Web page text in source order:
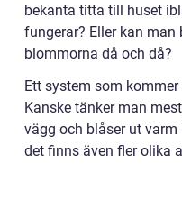
bekanta titta till huset
fungerar? Eller kan
blommorna då och då?
Ett system som
Kanske tänker man
vägg och blåser ut
det finns även fler olika